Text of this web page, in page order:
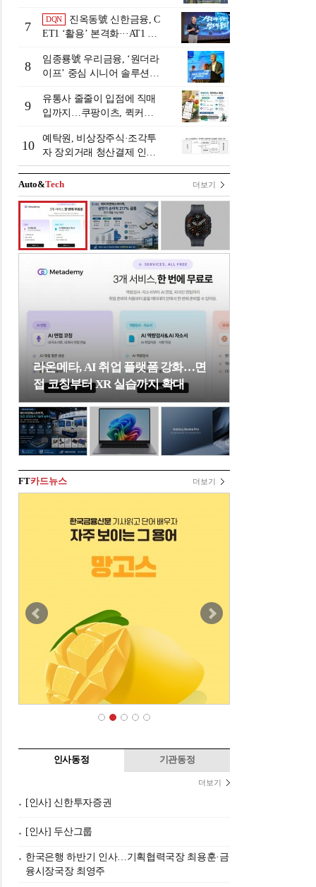
7
DQN
진옥동號 신한금융, C
ET1 ‘활용’ 본격화···AT1 늘
view]
8
임종룡號 우리금융, ‘원더라
이프’ 중심 시니어 솔루션
[금융 시니어 비즈니스 돋보
기]
9
유통사 줄줄이 입점에 직매
입까지…쿠팡이츠, 퀵커머
10
예탁원, 비상장주식·조각투
자 장외거래 청산결제 인프
라 구축 착수
Auto&Tech 더보기
라온메타, AI 취업 플랫폼 강화…면
접 코칭부터 XR 실습까지 확대
FT카드뉴스 더보기
인사동정 기관동정
더보기
[인사] 신한투자증권
[인사] 두산그룹
한국은행 하반기 인사…기획협력국장 최용훈·금
융시장국장 최영주